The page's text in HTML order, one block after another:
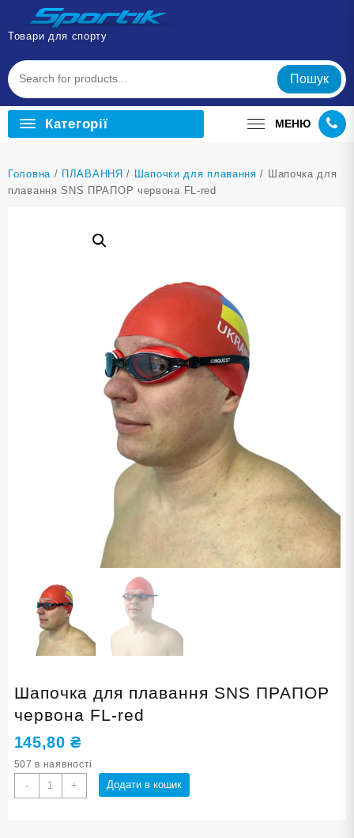
Перейти
вмісту
Товари для спорту
Пошук
Категорії МЕНЮ
Головна / ПЛАВАННЯ / Шапочки для плавання / Шапочка для
плавання SNS ПРАПОР червона FL-red
Шапочка для плавання SNS ПРАПОР
червона FL-red
145,80₴
507 в наявності
-
Шапочка
для
+ Додати в кошик